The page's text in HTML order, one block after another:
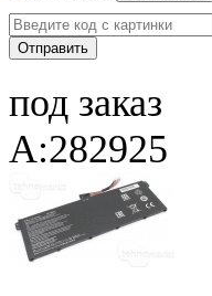
под заказ
A:282925